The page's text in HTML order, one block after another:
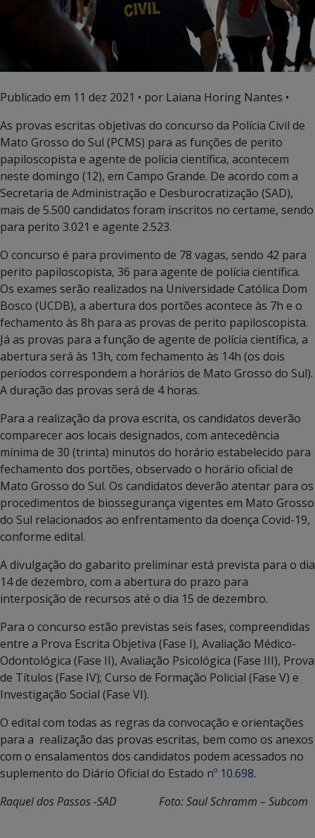
Publicado em 11 dez 2021 • por Laiana Horing Nantes •
As provas escritas objetivas do concurso da Polícia Civil de
Mato Grosso do Sul (PCMS) para as funções de perito
papiloscopista e agente de polícia científica, acontecem
neste domingo (12), em Campo Grande. De acordo com a
Secretaria de Administração e Desburocratização (SAD),
mais de 5.500 candidatos foram inscritos no certame, sendo
para perito 3.021 e agente 2.523.
O concurso é para provimento de 78 vagas, sendo 42 para
perito papiloscopista, 36 para agente de polícia científica.
Os exames serão realizados na Universidade Católica Dom
Bosco (UCDB), a abertura dos portões acontece às 7h e o
fechamento às 8h para as provas de perito papiloscopista.
Já as provas para a função de agente de polícia científica, a
abertura será às 13h, com fechamento às 14h (os dois
períodos correspondem a horários de Mato Grosso do Sul).
A duração das provas será de 4 horas.
Para a realização da prova escrita, os candidatos deverão
comparecer aos locais designados, com antecedência
mínima de 30 (trinta) minutos do horário estabelecido para
fechamento dos portões, observado o horário oficial de
Mato Grosso do Sul. Os candidatos deverão atentar para os
procedimentos de biossegurança vigentes em Mato Grosso
do Sul relacionados ao enfrentamento da doença Covid-19,
conforme edital.
A divulgação do gabarito preliminar está prevista para o dia
14 de dezembro, com a abertura do prazo para
interposição de recursos até o dia 15 de dezembro.
Para o concurso estão previstas seis fases, compreendidas
entre a Prova Escrita Objetiva (Fase I), Avaliação Médico-
Odontológica (Fase II), Avaliação Psicológica (Fase III), Prova
de Títulos (Fase IV); Curso de Formação Policial (Fase V) e
Investigação Social (Fase VI).
O edital com todas as regras da convocação e orientações
para a realização das provas escritas, bem como os anexos
com o ensalamentos dos candidatos podem acessados no
suplemento do Diário Oficial do Estado nº 10.698.
Raquel dos Passos -SAD Foto: Saul Schramm – Subcom